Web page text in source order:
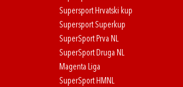
Supersport Hrvatski kup
Supersport Superkup
SuperSport Prva NL
SuperSport Druga NL
Magenta Liga
SuperSport HMNL